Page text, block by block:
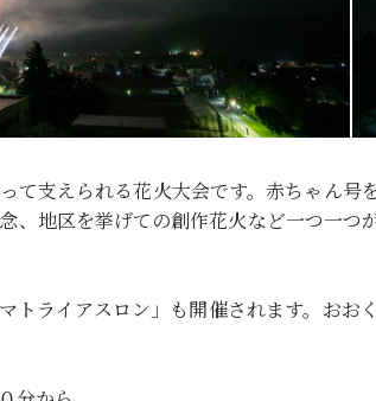
て支えられる花火大会です。赤ちゃん号
、地区を挙げての創作花火など一つ一つ
トライアスロン」も開催されます。おお